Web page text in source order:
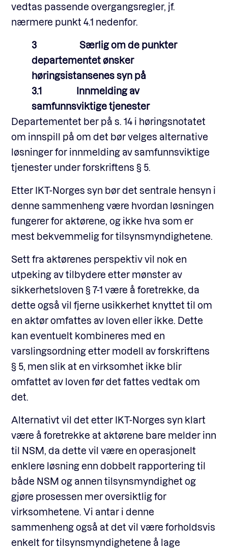
vedtas passende overgangsregler, jf.
nærmere punkt 4.1 nedenfor.
3 Særlig om de punkter
departementet ønsker
høringsistansenes syn på
3.1 Innmelding av
samfunnsviktige tjenester
Departementet ber på s. 14 i høringsnotatet
om innspill på om det bør velges alternative
løsninger for innmelding av samfunnsviktige
tjenester under forskriftens § 5.
Etter IKT-Norges syn bør det sentrale hensyn i
denne sammenheng være hvordan løsningen
fungerer for aktørene, og ikke hva som er
mest bekvemmelig for tilsynsmyndighetene.
Sett fra aktørenes perspektiv vil nok en
utpeking av tilbydere etter mønster av
sikkerhetsloven § 7-1 være å foretrekke, da
dette også vil fjerne usikkerhet knyttet til om
en aktør omfattes av loven eller ikke. Dette
kan eventuelt kombineres med en
varslingsordning etter modell av forskriftens
§ 5, men slik at en virksomhet ikke blir
omfattet av loven før det fattes vedtak om
det.
Alternativt vil det etter IKT-Norges syn klart
være å foretrekke at aktørene bare melder inn
til NSM, da dette vil være en operasjonelt
enklere løsning enn dobbelt rapportering til
både NSM og annen tilsynsmyndighet og
gjøre prosessen mer oversiktlig for
virksomhetene. Vi antar i denne
sammenheng også at det vil være forholdsvis
enkelt for tilsynsmyndighetene å lage